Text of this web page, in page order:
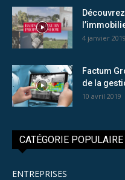
4 janvier 2019
Factum
de la
10 avril 2019
CATÉGORIE POPULAIRE
ENTREPRISES